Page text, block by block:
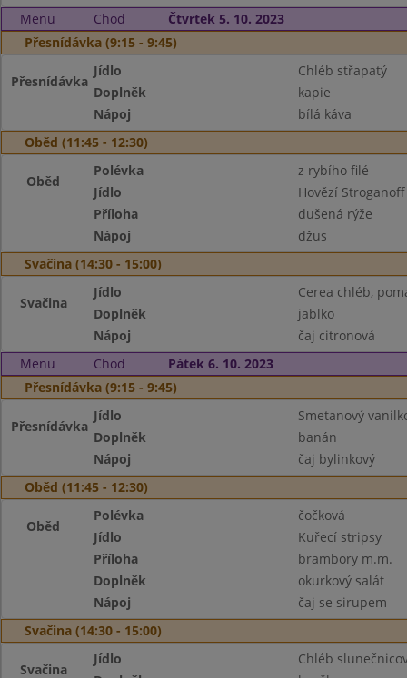
Menu
Chod
Čtvrtek 5. 10. 2023
Přesnídávka (9:15 - 9:45)
Přesnídávka
Jídlo
Chléb střapatý
Doplněk
kapie
Nápoj
bílá káva
Oběd (11:45 - 12:30)
Oběd
Polévka
z rybího filé
Jídlo
Hovězí Stroganoff
Příloha
dušená rýže
Nápoj
džus
Svačina (14:30 - 15:00)
Svačina
Jídlo
Cerea chléb,
Doplněk
jablko
Nápoj
čaj citronová
Menu
Chod
Pátek 6. 10. 2023
Přesnídávka (9:15 - 9:45)
Přesnídávka
Jídlo
Smetanový
Doplněk
banán
Nápoj
čaj bylinkový
Oběd (11:45 - 12:30)
Oběd
Polévka
čočková
Jídlo
Kuřecí stripsy
Příloha
brambory m.m.
Doplněk
okurkový salát
Nápoj
čaj se sirupem
Svačina (14:30 - 15:00)
Svačina
Jídlo
Chléb